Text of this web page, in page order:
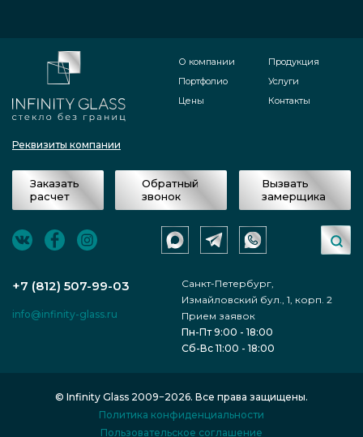
Реквизиты компании
О компании
Портфолио
Цены
Продукция
Услуги
Контакты
Заказать
расчет
Обратный
звонок
Вызвать
замерщика
+7 (812) 507-99-03
Санкт-Петербург,
Измайловский бул., 1, корп. 2
info@infinity-glass.ru
Прием заявок
Пн-Пт 9:00 - 18:00
Сб-Вс 11:00 - 18:00
© Infinity Glass 2009−2026. Все права защищены.
Политика конфиденциальности
Пользовательское соглашение